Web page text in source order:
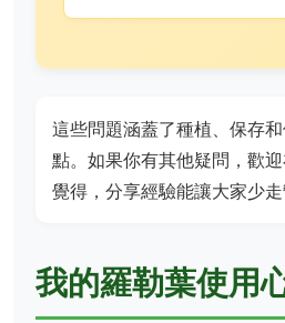
這些問題涵蓋了種植、保存
點。如果你有其他疑問，歡
覺得，分享經驗能讓大家少走
我的羅勒葉使用